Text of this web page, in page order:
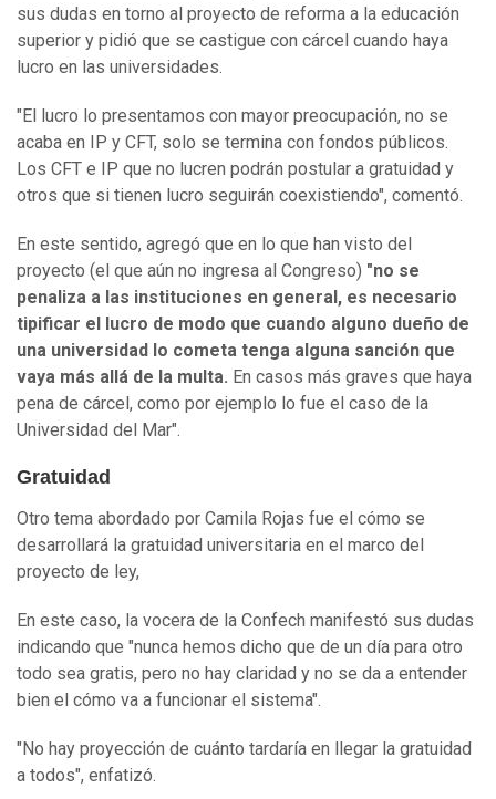
sus dudas en torno al proyecto de reforma a la educación
superior y pidió que se castigue con cárcel cuando haya
lucro en las universidades.
"El lucro lo presentamos con mayor preocupación, no se
acaba en IP y CFT, solo se termina con fondos públicos.
Los CFT e IP que no lucren podrán postular a gratuidad y
otros que si tienen lucro seguirán coexistiendo", comentó.
En este sentido, agregó que en lo que han visto del
proyecto (el que aún no ingresa al Congreso) "no se
penaliza a las instituciones en general, es necesario
tipificar el lucro de modo que cuando alguno dueño de
una universidad lo cometa tenga alguna sanción que
vaya más allá de la multa. En casos más graves que haya
pena de cárcel, como por ejemplo lo fue el caso de la
Universidad del Mar".
Gratuidad
Otro tema abordado por Camila Rojas fue el cómo se
desarrollará la gratuidad universitaria en el marco del
proyecto de ley,
En este caso, la vocera de la Confech manifestó sus dudas
indicando que "nunca hemos dicho que de un día para otro
todo sea gratis, pero no hay claridad y no se da a entender
bien el cómo va a funcionar el sistema".
"No hay proyección de cuánto tardaría en llegar la gratuidad
a todos", enfatizó.